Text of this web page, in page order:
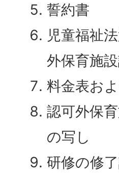
誓約書
児童福祉
外保育施
料金表お
認可外保
の写し
研修の修